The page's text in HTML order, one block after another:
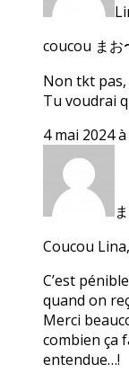
coucou まお
Non tkt pas,
Tu voudrai
4 mai 2024
Coucou Lina,
C’est
quand on
Merci
combien ça
entendue…!